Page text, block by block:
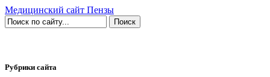
Медицинский сайт Пензы
Рубрики сайта